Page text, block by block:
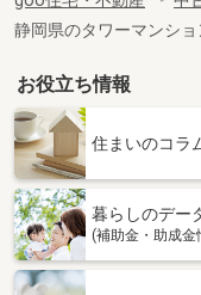
専有面
間取り
静岡県沼津市大岡
価 格
専有面
間取り
静岡県静岡市葵区岳
静岡県のタワーマンシ
お役立ち情報
住まいのコラ
暮らしのデー
(補助金・助成金